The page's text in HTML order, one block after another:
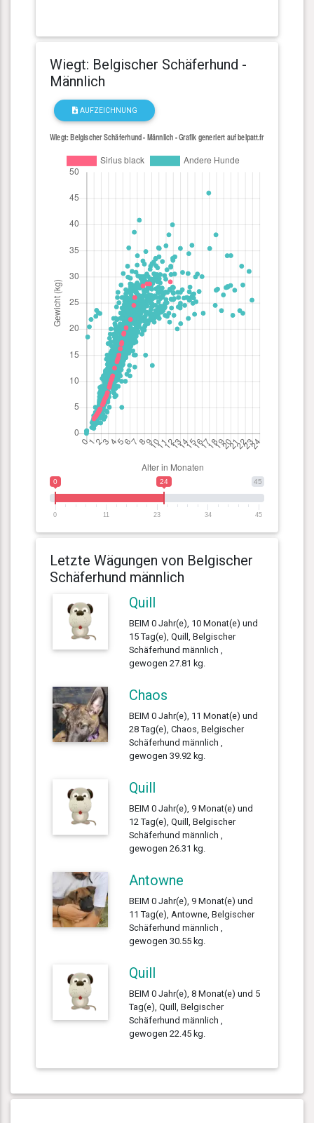
Wiegt: Belgischer Schäferhund -
Männlich
AUFZEICHNUNG
45
0 24
0 11 23 34 45
Letzte Wägungen von Belgischer
Schäferhund männlich
Quill
BEIM 0 Jahr(e), 10 Monat(e) und
15 Tag(e), Quill, Belgischer
Schäferhund männlich ,
gewogen 27.81 kg.
Chaos
BEIM 0 Jahr(e), 11 Monat(e) und
28 Tag(e), Chaos, Belgischer
Schäferhund männlich ,
gewogen 39.92 kg.
Quill
BEIM 0 Jahr(e), 9 Monat(e) und
12 Tag(e), Quill, Belgischer
Schäferhund männlich ,
gewogen 26.31 kg.
Antowne
BEIM 0 Jahr(e), 9 Monat(e) und
11 Tag(e), Antowne, Belgischer
Schäferhund männlich ,
gewogen 30.55 kg.
Quill
BEIM 0 Jahr(e), 8 Monat(e) und 5
Tag(e), Quill, Belgischer
Schäferhund männlich ,
gewogen 22.45 kg.